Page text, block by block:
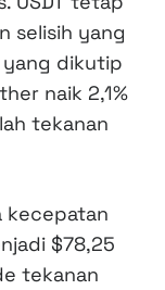
selisih yang
yang dikutip
naik 2,1%
tekanan
kecepatan
$78,25
tekanan